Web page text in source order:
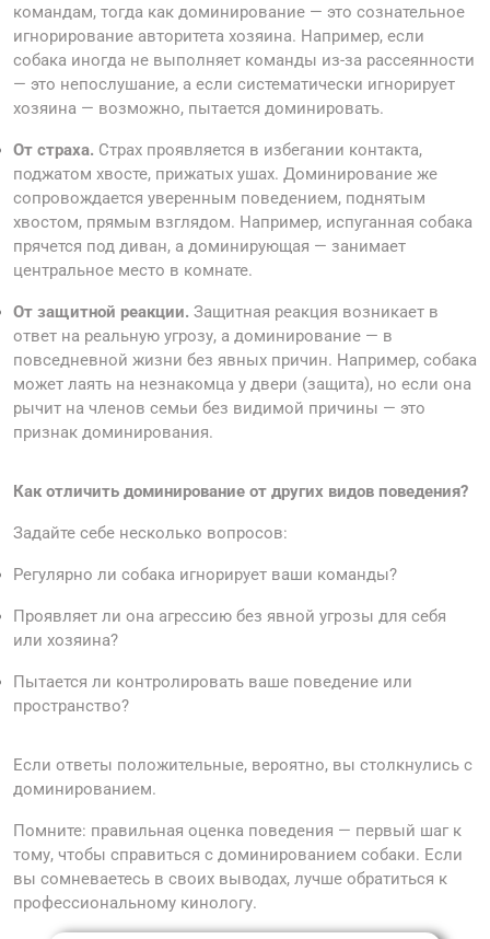
командам, тогда как доминирование — это сознательное
игнорирование авторитета хозяина. Например, если
собака иногда не выполняет команды из-за рассеянности
— это непослушание, а если систематически игнорирует
хозяина — возможно, пытается доминировать.
От страха. Страх проявляется в избегании контакта,
поджатом хвосте, прижатых ушах. Доминирование же
сопровождается уверенным поведением, поднятым
хвостом, прямым взглядом. Например, испуганная собака
прячется под диван, а доминирующая — занимает
центральное место в комнате.
От защитной реакции. Защитная реакция возникает в
ответ на реальную угрозу, а доминирование — в
повседневной жизни без явных причин. Например, собака
может лаять на незнакомца у двери (защита), но если она
рычит на членов семьи без видимой причины — это
признак доминирования.
Как отличить доминирование от других видов поведения?
Задайте себе несколько вопросов:
Регулярно ли собака игнорирует ваши команды?
Проявляет ли она агрессию без явной угрозы для себя
или хозяина?
Пытается ли контролировать ваше поведение или
пространство?
Если ответы положительные, вероятно, вы столкнулись с
доминированием.
Помните: правильная оценка поведения — первый шаг к
тому, чтобы справиться с доминированием собаки. Если
вы сомневаетесь в своих выводах, лучше обратиться к
профессиональному кинологу.